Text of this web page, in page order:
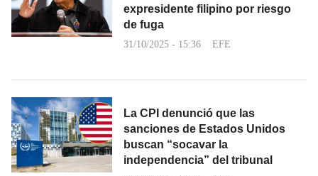
expresidente filipino por riesgo
de fuga
31/10/2025 - 15:36 EFE
La CPI denunció que las
sanciones de Estados Unidos
buscan “socavar la
independencia” del tribunal